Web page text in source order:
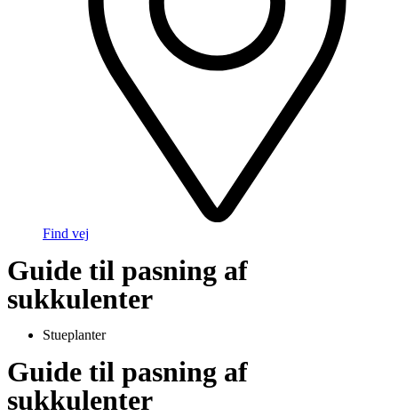
Find vej
Guide til pasning af
sukkulenter
Stueplanter
Guide til pasning af
sukkulenter